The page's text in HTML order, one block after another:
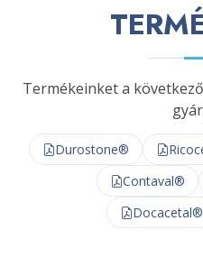
Termékeinket a
Durostone®
Contaval®
Docacetal®